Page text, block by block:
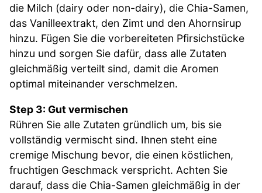
die Milch (dairy oder non-dairy), die Chia-Samen,
das Vanilleextrakt, den Zimt und den Ahornsirup
hinzu. Fügen Sie die vorbereiteten Pfirsichstücke
hinzu und sorgen Sie dafür, dass alle Zutaten
gleichmäßig verteilt sind, damit die Aromen
optimal miteinander verschmelzen.
Step 3: Gut vermischen
Rühren Sie alle Zutaten gründlich um, bis sie
vollständig vermischt sind. Ihnen steht eine
cremige Mischung bevor, die einen köstlichen,
fruchtigen Geschmack verspricht. Achten Sie
darauf, dass die Chia-Samen gleichmäßig in der